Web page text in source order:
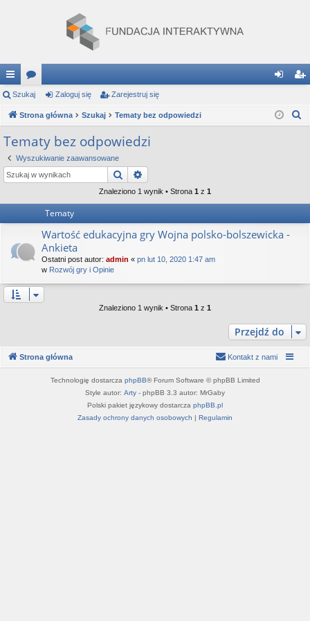
ię
ce
j
…
or
a og ej
Szukaj Zaloguj się Zarejestruj się
Strona główna Szukaj Tematy bez odpowiedzi
Tematy bez odpowiedzi
Wyszukiwanie zaawansowane
Szukaj
Znaleziono 1 wynik • Strona 1 z 1
Tematy
Wartość edukacyjna gry Wojna polsko-bolszewicka -
Ankieta
Ostatni post autor: admin « pn lut 10, 2020 1:47 am
w Rozwój gry i Opinie
Znaleziono 1 wynik • Strona 1 z 1
Przejdź do
Strona główna Kontakt z nami
Technologię dostarcza phpBB® Forum Software © phpBB Limited
Style autor: Arty - phpBB 3.3 autor: MrGaby
Polski pakiet językowy dostarcza phpBB.pl
Zasady ochrony danych osobowych | Regulamin